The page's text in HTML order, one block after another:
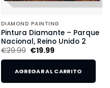
DIAMOND PAINTING
Pintura Diamante – Parque
Nacional, Reino Unido 2
€29.99 €19.99
AGREGAR AL CARRITO